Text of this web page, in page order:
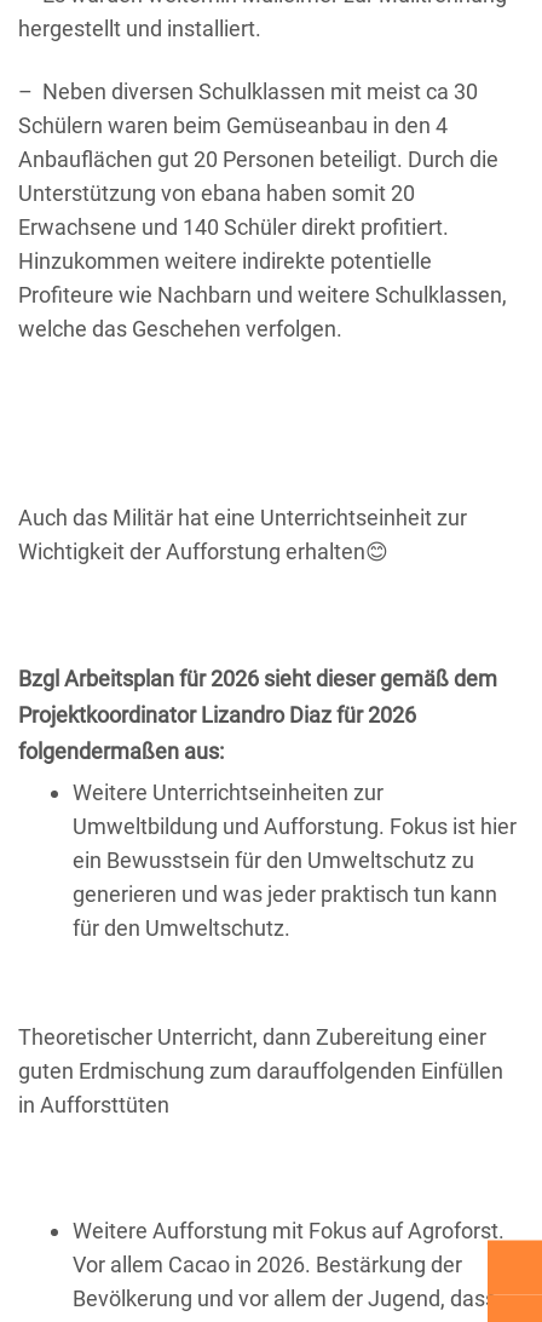
hergestellt und installiert.
– Neben diversen Schulklassen mit meist ca 30
Schülern waren beim Gemüseanbau in den 4
Anbauflächen gut 20 Personen beteiligt. Durch die
Unterstützung von ebana haben somit 20
Erwachsene und 140 Schüler direkt profitiert.
Hinzukommen weitere indirekte potentielle
Profiteure wie Nachbarn und weitere Schulklassen,
welche das Geschehen verfolgen.
Auch das Militär hat eine Unterrichtseinheit zur
Wichtigkeit der Aufforstung erhalten😊
Bzgl Arbeitsplan für 2026 sieht dieser gemäß dem
Projektkoordinator Lizandro Diaz für 2026
folgendermaßen aus:
Weitere Unterrichtseinheiten zur
Umweltbildung und Aufforstung. Fokus ist hier
ein Bewusstsein für den Umweltschutz zu
generieren und was jeder praktisch tun kann
für den Umweltschutz.
Theoretischer Unterricht, dann Zubereitung einer
guten Erdmischung zum darauffolgenden Einfüllen
in Aufforsttüten
Weitere Aufforstung mit Fokus auf Agroforst.
Vor allem Cacao in 2026. Bestärkung der
Bevölkerung und vor allem der Jugend, dass